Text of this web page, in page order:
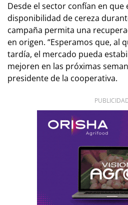
Desde el sector confían en que
disponibilidad de cereza
campaña permita una
en origen. “Esperamos que, al
tardía, el mercado pueda
mejoren en las próximas
presidente de la cooperativa.